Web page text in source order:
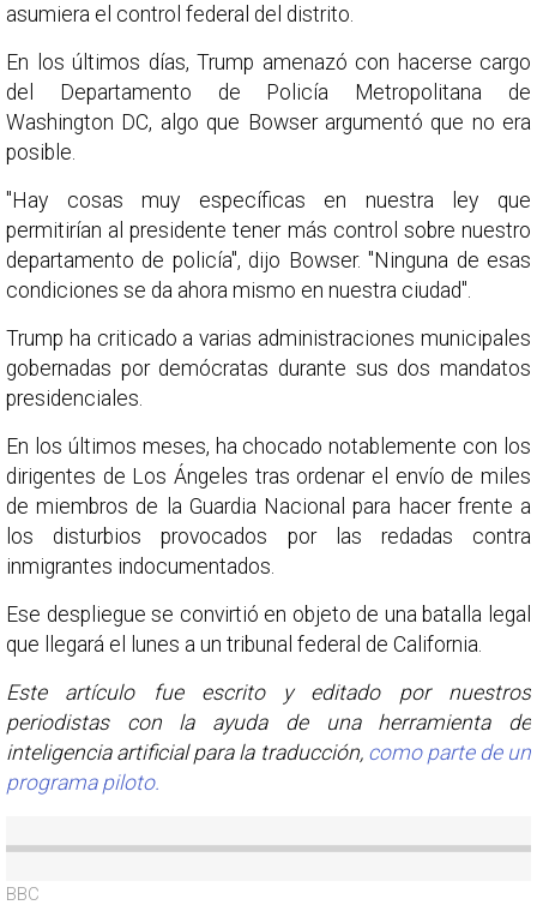
asumiera el control federal del distrito.
En los últimos días, Trump amenazó con hacerse cargo
del Departamento de Policía Metropolitana de
Washington DC, algo que Bowser argumentó que no era
posible.
"Hay cosas muy específicas en nuestra ley que
permitirían al presidente tener más control sobre nuestro
departamento de policía", dijo Bowser. "Ninguna de esas
condiciones se da ahora mismo en nuestra ciudad".
Trump ha criticado a varias administraciones municipales
gobernadas por demócratas durante sus dos mandatos
presidenciales.
En los últimos meses, ha chocado notablemente con los
dirigentes de Los Ángeles tras ordenar el envío de miles
de miembros de la Guardia Nacional para hacer frente a
los disturbios provocados por las redadas contra
inmigrantes indocumentados.
Ese despliegue se convirtió en objeto de una batalla legal
que llegará el lunes a un tribunal federal de California.
Este artículo fue escrito y editado por nuestros
periodistas con la ayuda de una herramienta de
inteligencia artificial para la traducción,como parte de un
programa piloto.
BBC